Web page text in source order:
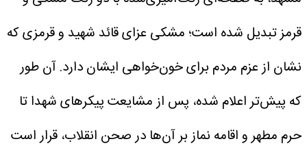
قرمز تبدیل شده است؛ مشکی عزای قائد شهید و قرمزی که
نشان از عزم مردم برای خون‌خواهی ایشان دارد.آن طور
که پیش‌تر اعلام شده، پس از مشایعت پیکرهای شهدا تا
حرم مطهر و اقامه نماز بر آن‌ها در صحن انقلاب، قرار است